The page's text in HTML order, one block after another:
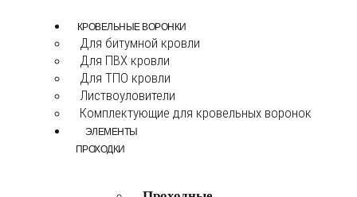
КРОВЕЛЬНЫЕ ВОРОНКИ
Для битумной кровли
Для ПВХ кровли
Для ТПО кровли
Листвоуловители
Комплектующие для кровельных воронок
ЭЛЕМЕНТЫ
ПРОХОДКИ